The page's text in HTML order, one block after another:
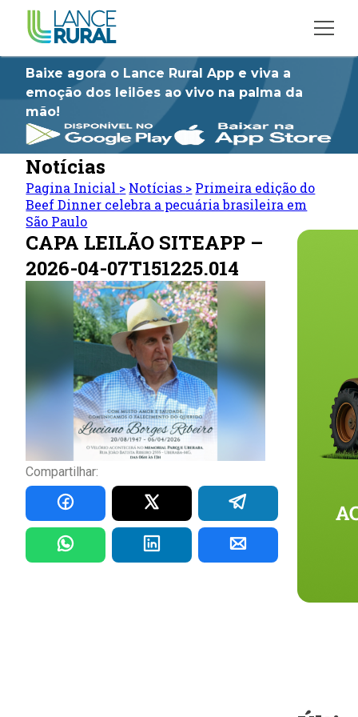
Baixe agora o Lance Rural App e viva a
emoção dos leilões ao vivo na palma da
mão!
Notícias
Pagina Inicial > Notícias > Primeira edição do
Beef Dinner celebra a pecuária brasileira em
São Paulo
CAPA LEILÃO SITEAPP –
2026-04-07T151225.014
Compartilhar: